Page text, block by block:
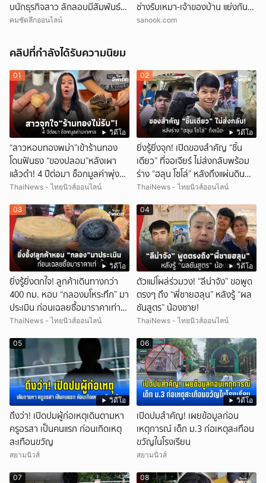
บนักธุรกิจสาว ลักลอบมีสัมพันธ์
สัปดาห์ละ 2 ครั้ง
คมชัดลึกออนไลน์
ช่างรับเหมา-เจ้าของบ้าน แย่งกัน
วุ่น สุดท้ายศาลตัดสินให้ใคร?!
sanook.com
คลิปที่กำลังได้รับความนิยม
วิดีโอ
01
“สาวหอบทองพม่า”เข้าร้านทอง
โดนฟันธง “ของปลอม”หลังเผา
แล้วดำ! 4 ปีต่อมา ช็อกมูลค่าพุ่ง
มหาศาล!
ThaiNews - ไทยนิวส์ออนไลน์
วิดีโอ
02
ยิ่งรู้ยิ่งจุก! เปิดของสำคัญ “ชิ้น
เดียว” ที่จอเจียร์ ไม่ส่งกลับพร้อม
ร่าง “ฮลุน โซโล่” หลังถึงแผ่นดิน
ไทย!
ThaiNews - ไทยนิวส์ออนไลน์
วิดีโอ
03
ยิ่งรู้ยิ่งตกใจ! ลูกค้าเดินทางกว่า
400 กม. หอบ “กลองมโหระทึก” มา
ประเมิน ก่อนเฉลยซื้อมาราคาเท่า
ไหร่?
ThaiNews - ไทยนิวส์ออนไลน์
วิดีโอ
04
ตัวแม่โผล่ร่วมวง! “ลีน่าจัง” ขอพูด
ตรงๆ ถึง “พี่ชายฮลุน” หลังรู้ “ผล
ชันสูตร” น้องชาย!
ThaiNews - ไทยนิวส์ออนไลน์
วิดีโอ
05
ถึงว่า! เปิดปมผู้ก่อเหตุเดินตามหา
ครูอรสา เป็นคนแรก ก่อนเกิดเหตุ
สะเทือนขวัญ
สยามนิวส์
วิดีโอ
06
เปิดปมสำคัญ! เผยข้อมูลก่อน
เหตุการณ์ เด็ก ม.3 ก่อเหตุสะเทือน
ขวัญในโรงเรียน
สยามนิวส์
07 08